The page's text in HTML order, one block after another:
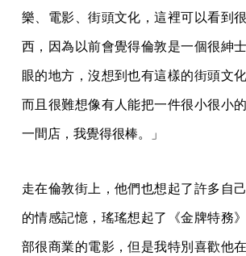
樂、電影、街頭文化，這裡可以看到
西，因為以前會覺得倫敦是一個很紳
眼的地方，沒想到也有這樣的街頭文
而且很難想像有人能把一件很小很小
一間店，我覺得很棒。」
走在倫敦街上，他們也想起了許多自
的情感記憶，瑤瑤想起了《金牌特務
部很商業的電影，但是我特別喜歡他